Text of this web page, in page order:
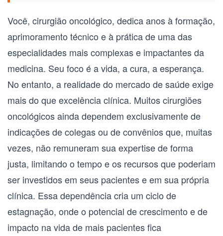
Você, cirurgião oncológico, dedica anos à formação,
aprimoramento técnico e à prática de uma das
especialidades mais complexas e impactantes da
medicina. Seu foco é a vida, a cura, a esperança.
No entanto, a realidade do mercado de saúde exige
mais do que excelência clínica. Muitoscirurgiões
oncológicosainda dependem exclusivamente de
indicações de colegas ou de convênios que, muitas
vezes, não remuneram sua expertise de forma
justa, limitando o tempo e os recursos que poderiam
ser investidos em seus pacientes e em sua própria
clínica. Essa dependência cria um ciclo de
estagnação, onde o potencial de crescimento e de
impacto na vida de mais pacientes fica